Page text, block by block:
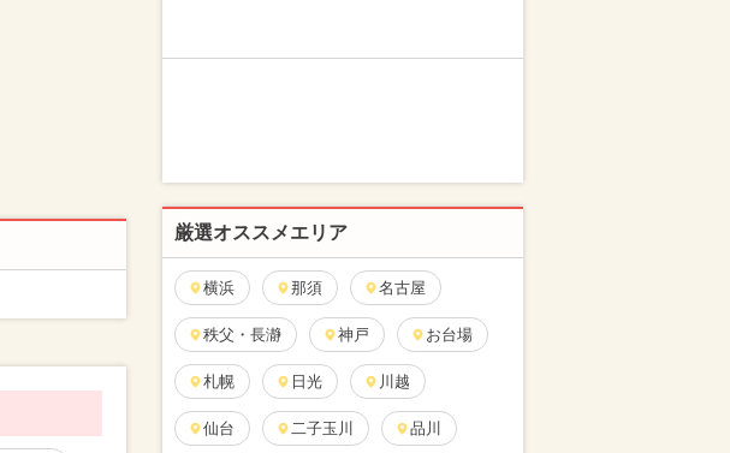
厳選オススメエリア
横浜 那須 名古屋
秩父・長瀞 神戸 お台場
札幌 日光 川越
仙台 二子玉川 品川